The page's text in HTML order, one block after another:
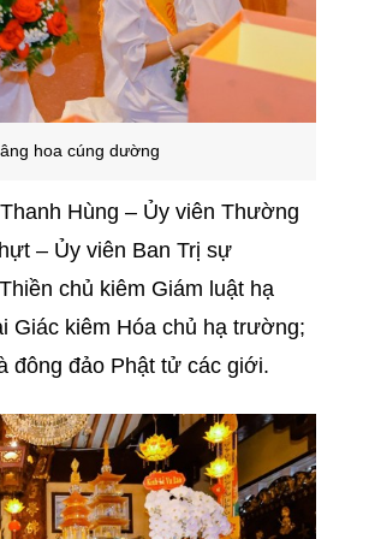
hoa cúng dường
Hùng – Ủy viên Thường
– Ủy viên Ban Trị sự
chủ kiêm Giám luật hạ
Giác kiêm Hóa chủ hạ trường;
đông đảo Phật tử các giới.